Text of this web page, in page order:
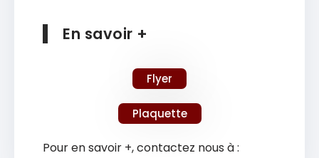
En savoir +
Flyer
Plaquette
Pour en savoir +, contactez nous à :